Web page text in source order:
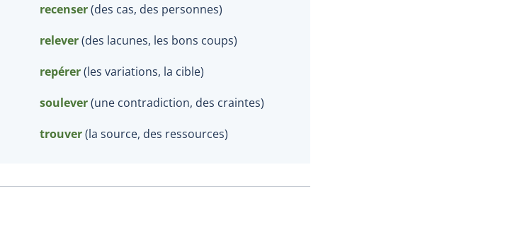
recenser(des cas, des personnes)
relever(des lacunes, les bons coups)
repérer(les variations, la cible)
soulever(une contradiction, des craintes)
trouver(la source, des ressources)